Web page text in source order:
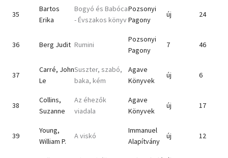
35
Bartos
Erika
Bogyó és Babóca
- Évszakos könyv
Pozsonyi
Pagony
új 24
36 Berg Judit Rumini
Pozsonyi
Pagony
7 46
37
Carré, John
Le
Suszter, szabó,
baka, kém
Agave
Könyvek
új 6
38
Collins,
Suzanne
Az éhezők
viadala
Agave
Könyvek
új 17
39
Young,
William P.
A viskó
Immanuel
Alapítvány
új 12